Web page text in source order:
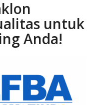
untuk
Anda!